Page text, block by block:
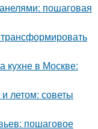
пошаговая
кухне в Москве:
летом: советы
пошаговое